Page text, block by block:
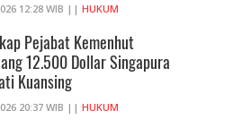
12:28 WIB || HUKUM
Pejabat Kemenhut
12.500 Dollar Singapura
Kuansing
20:37 WIB || HUKUM